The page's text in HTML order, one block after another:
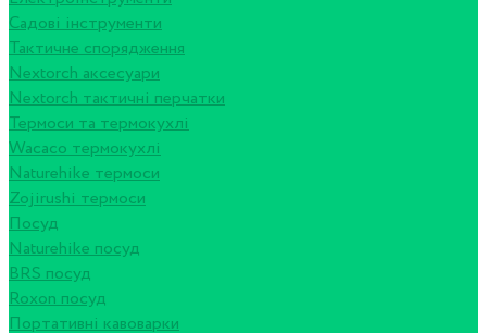
Садові інструменти
Тактичне спорядження
Nextorch аксесуари
Nextorch тактичні перчатки
Термоси та термокухлі
Wacaco термокухлі
Naturehike термоси
Zojirushi термоси
Посуд
Naturehike посуд
BRS посуд
Roxon посуд
Портативні кавоварки